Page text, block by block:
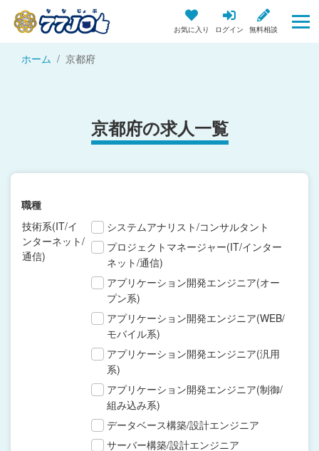
お気に入り ログイン 無料相談
ホーム 京都府
京都府の求人一覧
職種
技術系(IT/イ
ンターネット/
通信)
システムアナリスト/コンサルタント
プロジェクトマネージャー(IT/インター
ネット/通信)
アプリケーション開発エンジニア(オー
プン系)
アプリケーション開発エンジニア(WEB/
モバイル系)
アプリケーション開発エンジニア(汎用
系)
アプリケーション開発エンジニア(制御/
組み込み系)
データベース構築/設計エンジニア
サーバー構築/設計エンジニア